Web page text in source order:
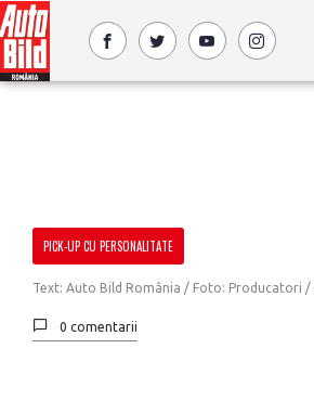
PICK-UP CU PERSONALITATE
Text: Auto Bild România / Foto: Producatori /
0 comentarii